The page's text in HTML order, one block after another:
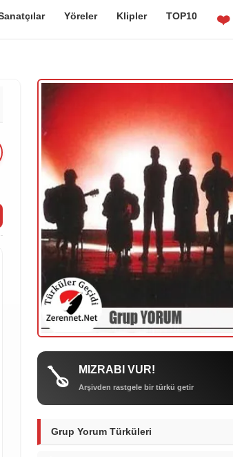
Yöreler Klipler TOP10 ❤️
🪕 MIZRABI VUR!
Arşivden rastgele bir türkü getir
Grup Yorum Türküleri